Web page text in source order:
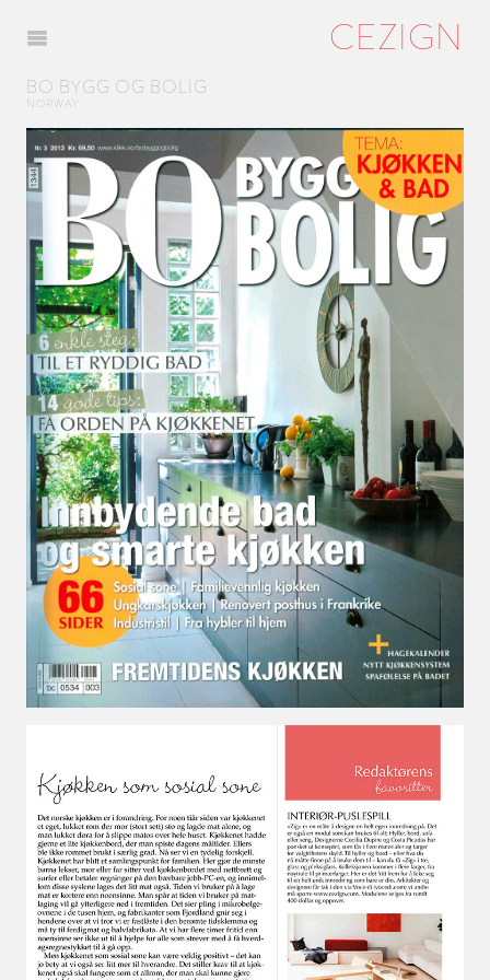
CEZIGN
BO BYGG OG BOLIG
NORWAY